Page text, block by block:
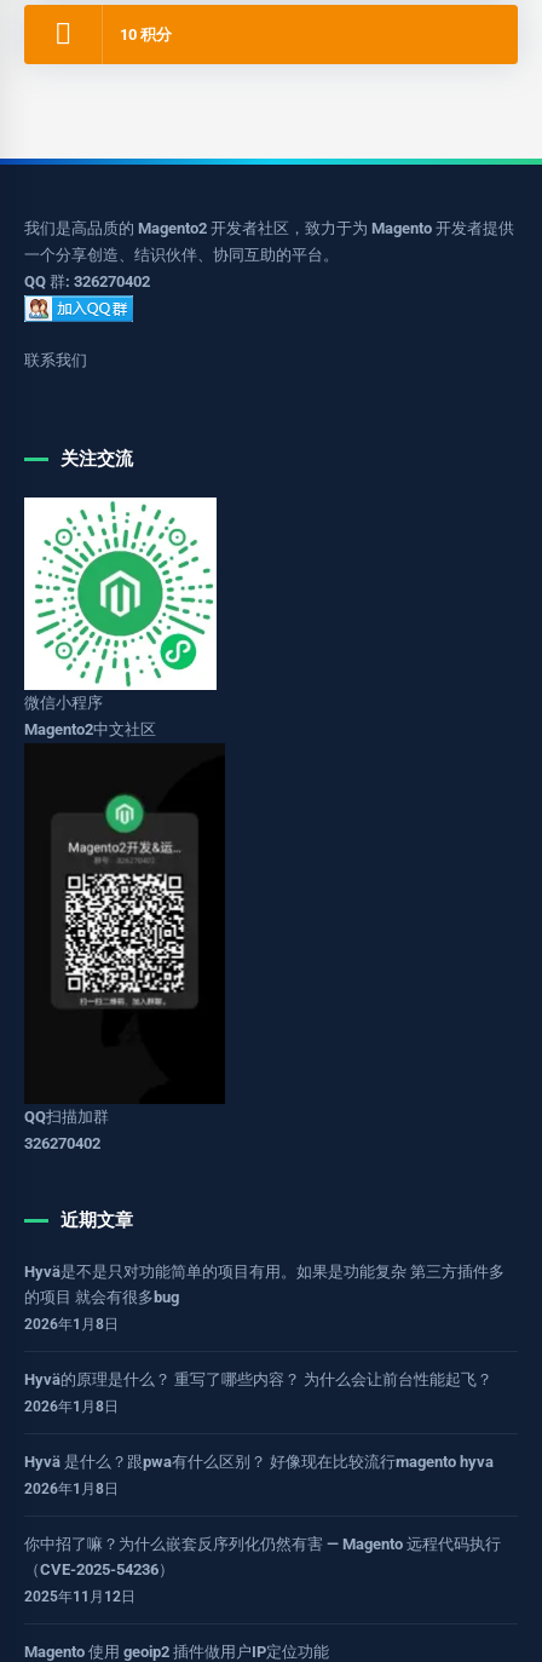
10 积分
我们是高品质的 Magento2 开发者社区，致力于为 Magento 开发者提供
一个分享创造、结识伙伴、协同互助的平台。
QQ 群: 326270402
联系我们
关注交流
微信小程序
Magento2中文社区
QQ扫描加群
326270402
近期文章
Hyvä是不是只对功能简单的项目有用。如果是功能复杂 第三方插件多
的项目 就会有很多bug
2026年1月8日
Hyvä的原理是什么？ 重写了哪些内容？ 为什么会让前台性能起飞？
2026年1月8日
Hyvä 是什么？跟pwa有什么区别？ 好像现在比较流行magento hyva
2026年1月8日
你中招了嘛？为什么嵌套反序列化仍然有害 — Magento 远程代码执行
（CVE-2025-54236）
2025年11月12日
Magento 使用 geoip2 插件做用户IP定位功能